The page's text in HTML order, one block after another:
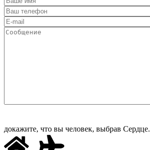
докажите, что вы человек, выбрав Сердце.